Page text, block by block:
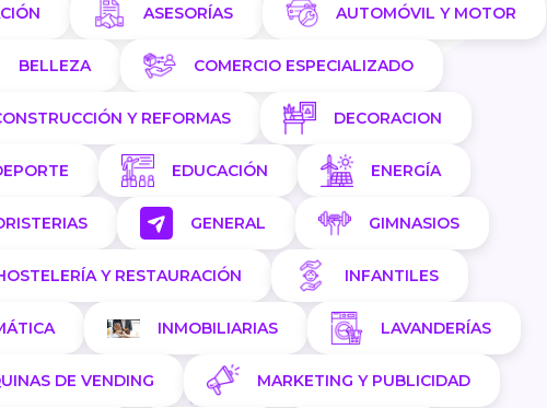
ASESORÍAS AUTOMÓVIL Y MOTOR
BELLEZA COMERCIO ESPECIALIZADO
Y REFORMAS DECORACION
EDUCACIÓN ENERGÍA
GENERAL GIMNASIOS
Y RESTAURACIÓN INFANTILES
INMOBILIARIAS LAVANDERÍAS
DE VENDING MARKETING Y PUBLICIDAD